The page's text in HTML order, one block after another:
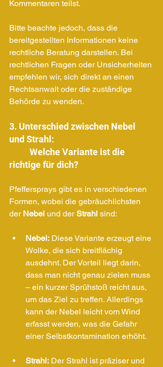
Kommentaren teilst.
Bitte beachte jedoch, dass die
bereitgestellten Informationen keine
rechtliche Beratung darstellen. Bei
rechtlichen Fragen oder Unsicherheiten
empfehlen wir, sich direkt an einen
Rechtsanwalt oder die zuständige
Behörde zu wenden.
3. Unterschied zwischen Nebel
und Strahl:
richtige für dich?
Pfeffersprays gibt es in verschiedenen
Formen, wobei die gebräuchlichsten
der Nebel und der Strahl sind:
Nebel: Diese Variante erzeugt eine
Wolke, die sich breitflächig
ausdehnt. Der Vorteil liegt darin,
dass man nicht genau zielen muss
– ein kurzer Sprühstoß reicht aus,
um das Ziel zu treffen. Allerdings
kann der Nebel leicht vom Wind
erfasst werden, was die Gefahr
einer Selbstkontamination erhöht.
Strahl: Der Strahl ist präziser und